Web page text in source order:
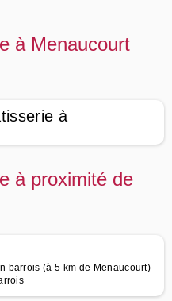
à Menaucourt
à
à proximité de
barrois (à 5 km de Menaucourt)